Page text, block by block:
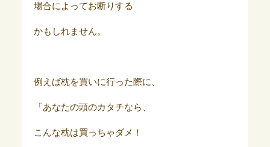
場合によってお断りする
かもしれません。
例えば枕を買いに行った際に、
「あなたの頭のカタチなら、
こんな枕は買っちゃダメ！